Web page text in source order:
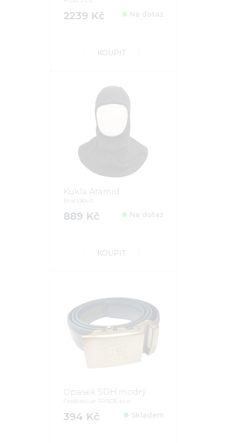
2239 Kč Na dotaz
KOUPIT
Kukla Aramid
Brandbull
889 Kč Na dotaz
KOUPIT
Opasek SDH modrý
Fire&rescue TRADE s.r.o.
394 Kč Skladem